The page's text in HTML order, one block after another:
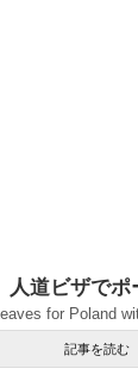
人道ビザでポ
for Poland
記事を読む